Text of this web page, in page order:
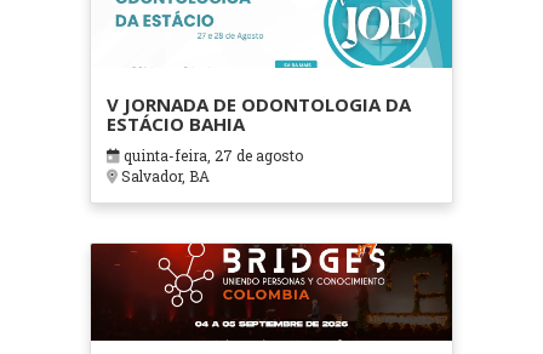
V JORNADA DE ODONTOLOGIA DA
ESTÁCIO BAHIA
quinta-feira, 27 de agosto
Salvador, BA